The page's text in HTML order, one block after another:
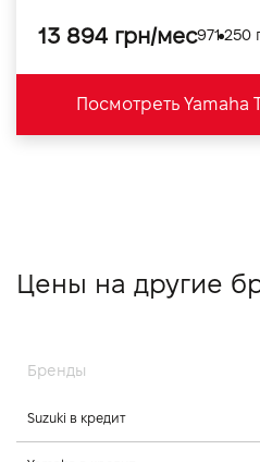
13 894 грн/мес971 250
Посмотреть Yamaha
Цены на другие
Бренды
Suzuki в кредит